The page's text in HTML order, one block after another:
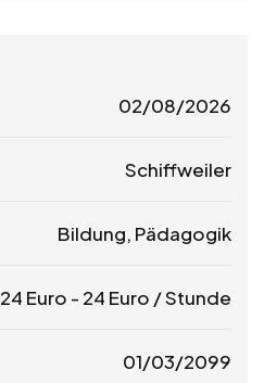
02/08/2026
Schiffweiler
Bildung, Pädagogik
24 Euro - 24 Euro / Stunde
01/03/2099